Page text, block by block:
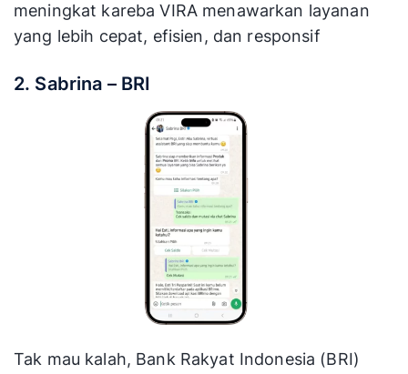
meningkat kareba VIRA menawarkan layanan
yang lebih cepat, efisien, dan responsif​
2. Sabrina – BRI
Tak mau kalah, Bank Rakyat Indonesia (BRI)